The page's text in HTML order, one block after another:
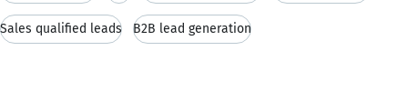
Sales qualified leads B2B lead generation